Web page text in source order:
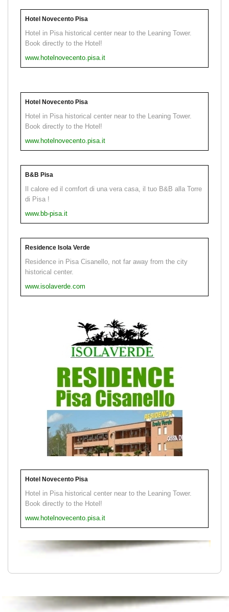
Hotel Novecento Pisa
Hotel in Pisa historical center near to the Leaning Tower.
Book directly to the Hotel!
www.hotelnovecento.pisa.it
Hotel Novecento Pisa
Hotel in Pisa historical center near to the Leaning Tower.
Book directly to the Hotel!
www.hotelnovecento.pisa.it
B&B Pisa
Il calore ed il comfort di una vera casa, il tuo B&B alla Torre
di Pisa !
www.bb-pisa.it
Residence Isola Verde
Residence in Pisa Cisanello, not far away from the city
historical center.
www.isolaverde.com
Hotel Novecento Pisa
Hotel in Pisa historical center near to the Leaning Tower.
Book directly to the Hotel!
www.hotelnovecento.pisa.it